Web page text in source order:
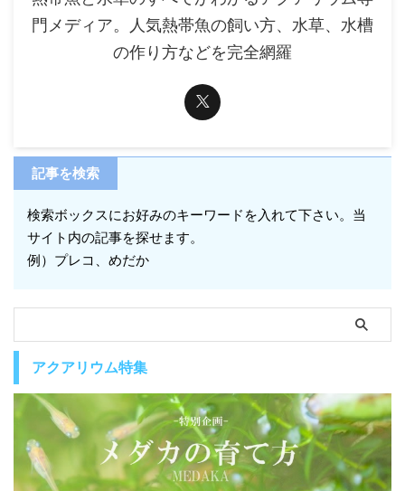
門メディア。人気熱帯魚の飼い方、水草、水槽
の作り方などを完全網羅
記事を検索
検索ボックスにお好みのキーワードを入れて下さい。当
サイト内の記事を探せます。
例）プレコ、めだか
アクアリウム特集